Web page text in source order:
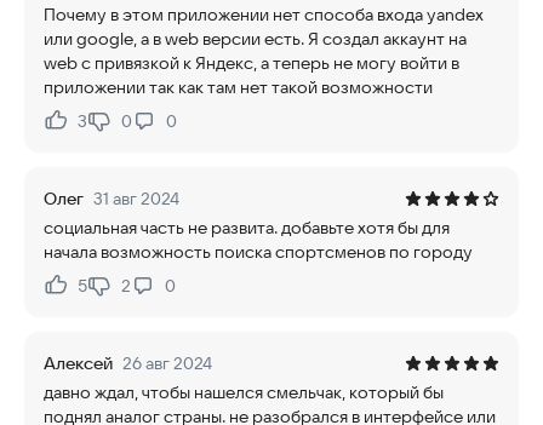
Почему в этом приложении нет способа входа yandex
или google, а в web версии есть. Я создал аккаунт на
web с привязкой к Яндекс, а теперь не могу войти в
приложении так как там нет такой возможности
Нравится:
3Не нравится:
0 0
Олег 31 авг 2024
социальная часть не развита. добавьте хотя бы для
начала возможность поиска спортсменов по городу
Нравится:
5Не нравится:
2 0
Алексей 26 авг 2024
давно ждал, чтобы нашелся смельчак, который бы
поднял аналог страны. не разобрался в интерфейсе или